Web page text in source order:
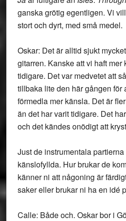
ganska grötig egentligen. Vi
stort och dyrt, med små medel.
Oskar: Det är alltid sjukt
gitarren. Kanske att vi haft mer
tidigare. Det var medvetet att
tillbaka lite den här gången för
förmedla mer känsla. Det är
än det har varit tidigare. Det
och det kändes onödigt att
Just de instrumentala
känslofyllda. Hur brukar de
känner ni att någoning är
saker eller brukar ni ha en idé
Calle: Både och. Oskar bor i